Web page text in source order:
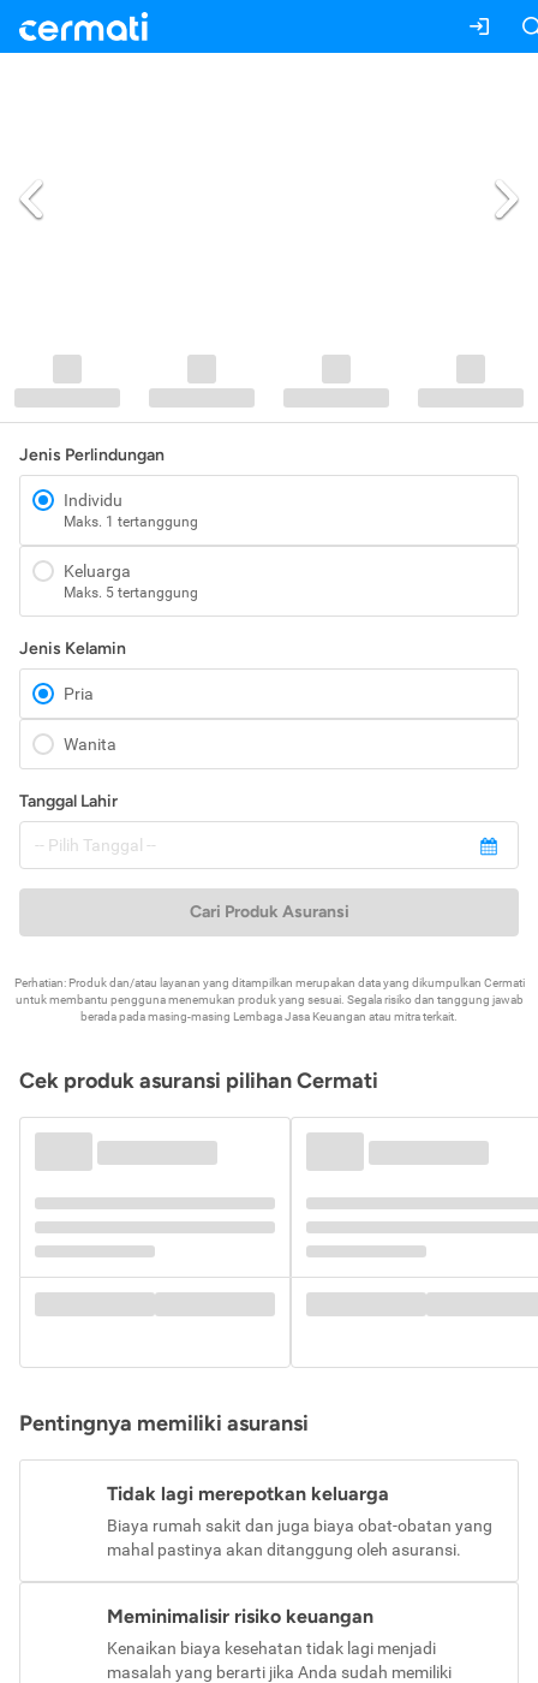
Jenis Perlindungan
Individu
Maks. 1 tertanggung
Keluarga
Maks. 5 tertanggung
Jenis Kelamin
Pria
Wanita
Tanggal Lahir
Cari Produk Asuransi
Perhatian: Produk dan/atau layanan yang ditampilkan merupakan data yang dikumpulkan Cermati
untuk membantu pengguna menemukan produk yang sesuai. Segala risiko dan tanggung jawab
berada pada masing-masing Lembaga Jasa Keuangan atau mitra terkait.
Cek produk asuransi pilihan Cermati
Pentingnya memiliki asuransi
Tidak lagi merepotkan keluarga
Biaya rumah sakit dan juga biaya obat-obatan yang
mahal pastinya akan ditanggung oleh asuransi.
Meminimalisir risiko keuangan
Kenaikan biaya kesehatan tidak lagi menjadi
masalah yang berarti jika Anda sudah memiliki